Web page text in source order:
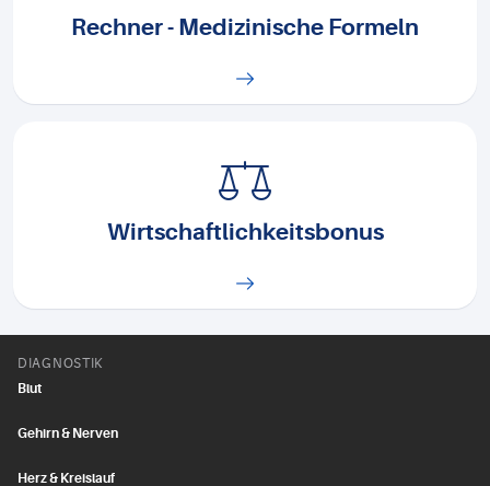
Rechner - Medizinische Formeln
Wirtschaftlichkeitsbonus
DIAGNOSTIK
Blut
Gehirn & Nerven
Herz & Kreislauf